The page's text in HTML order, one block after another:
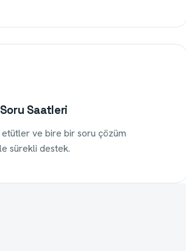
Saatleri
etütler ve bire bir soru çözüm
sürekli destek.